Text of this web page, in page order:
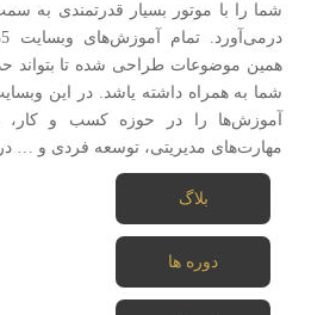
شما را با موتور بسیار قدرتمندی به
همین موضوعات طراحی شده تا بتواند
شما به همراه داشته یاشد. در این
آموزش‌ها را در حوزه کسب و کار،
مهارت‌های مدیریتی، توسعه فردی و …
بلاگ
دوره ها